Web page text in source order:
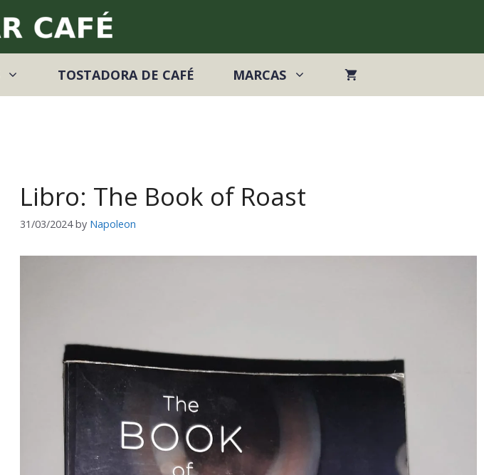
TOSTADORA DE CAFÉ MARCAS
Libro: The Book of Roast
31/03/2024 by Napoleon